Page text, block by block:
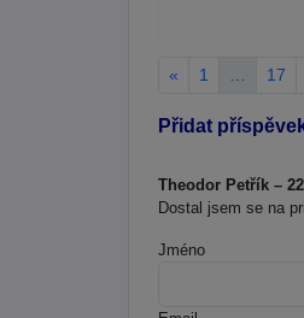
« 1 17
Přidat
Theodor Petřík –
Dostal jsem se na
Jméno